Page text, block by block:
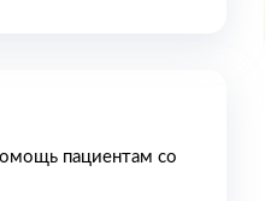
пациентам со